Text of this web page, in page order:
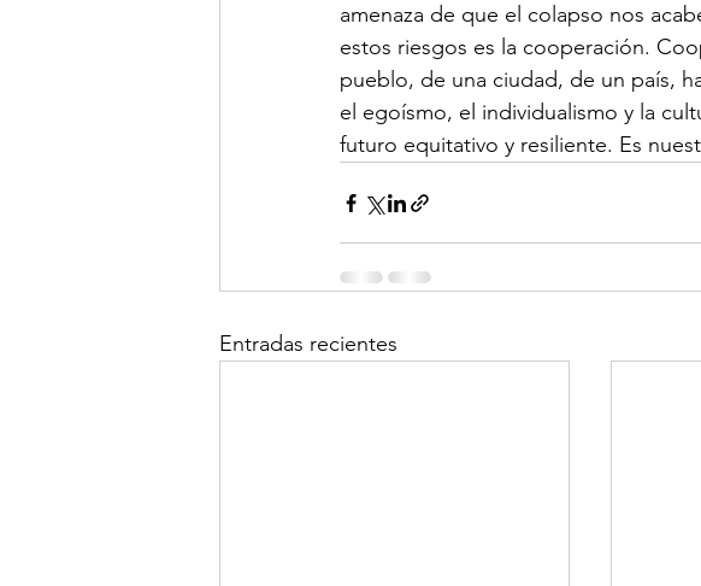
amenaza de que el colapso nos
estos riesgos es la cooperación.
pueblo, de una ciudad, de un país,
el egoísmo, el individualismo y la
futuro equitativo y resiliente. Es
Entradas recientes